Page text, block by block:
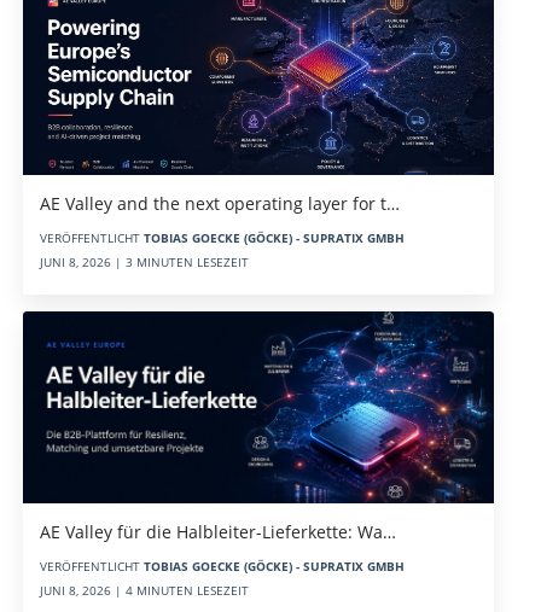
AE Valley and the next operating layer for t…
VERÖFFENTLICHT TOBIAS GOECKE (GÖCKE) - SUPRATIX GMBH
JUNI 8, 2026 | 3 MINUTEN LESEZEIT
AE Valley für die Halbleiter-Lieferkette: Wa…
VERÖFFENTLICHT TOBIAS GOECKE (GÖCKE) - SUPRATIX GMBH
JUNI 8, 2026 | 4 MINUTEN LESEZEIT